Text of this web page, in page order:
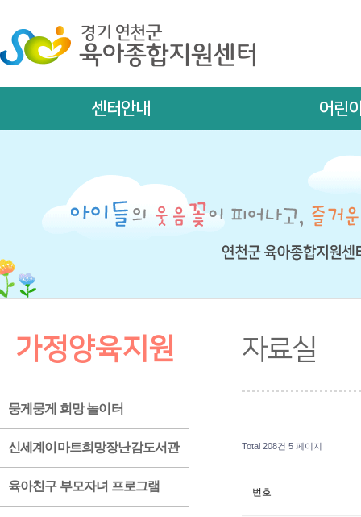
센터안내 어린
가정양육지원
뭉게뭉게 희망 놀이터
신세계이마트희망장난감도서관
육아친구 부모자녀 프로그램
자료실
Total 208건 5 페이지
번호